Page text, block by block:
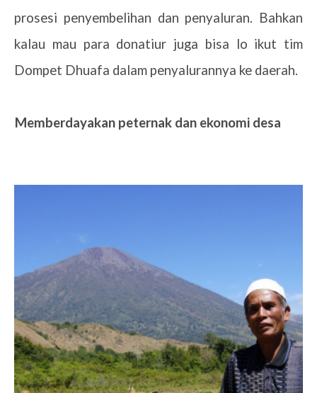
prosesi penyembelihan dan penyaluran. Bahkan
kalau mau para donatiur juga bisa lo ikut tim
Dompet Dhuafa dalam penyalurannya ke daerah.
Memberdayakan peternak dan ekonomi desa